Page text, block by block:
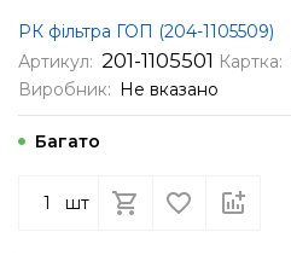
РК фільтра ГОП (204-1105509)
Артикул: 201-1105501 Картка:
Виробник: Не вказано
Багато
шт